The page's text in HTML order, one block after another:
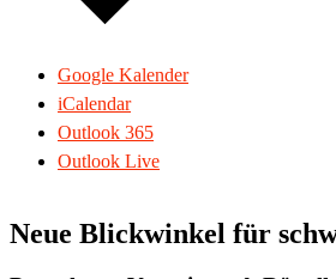
Google Kalender
iCalendar
Outlook 365
Outlook Live
Neue Blickwinkel für